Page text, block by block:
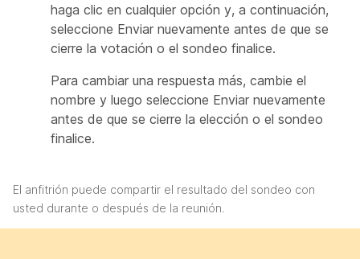
haga clic en cualquier opción y, a continuación,
seleccione Enviar nuevamente antes de que se
cierre la votación o el sondeo finalice.
Para cambiar una respuesta más, cambie el
nombre y luego seleccione Enviar nuevamente
antes de que se cierre la elección o el sondeo
finalice.
El anfitrión puede compartir el resultado del sondeo con
usted durante o después de la reunión.